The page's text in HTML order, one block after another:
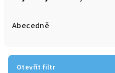
Abecedně
Otevřít filtr